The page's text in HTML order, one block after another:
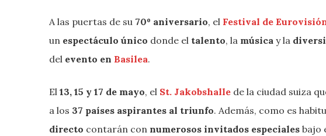
A las puertas de su 70º aniversario, el Festival de
un espectáculo único donde el talento, la música y la
del evento en Basilea.
El 13, 15 y 17 de mayo, el St. Jakobshalle de la ciudad suiza
a los 37 países aspirantes al triunfo. Además, como es
directo contarán con numerosos invitados especiales bajo